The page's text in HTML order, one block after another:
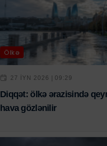
Ölkə
27 IYN 2026 | 09:29
Diqqət: ölkə ərazisində
hava gözlənilir